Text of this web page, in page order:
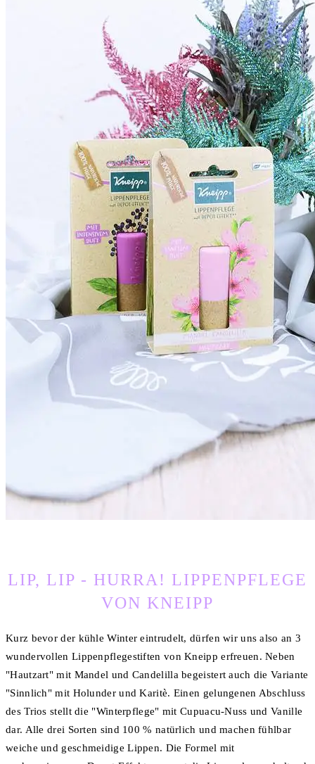
LIP, LIP - HURRA! LIPPENPFLEGE
VON KNEIPP
Kurz bevor der kühle Winter eintrudelt, dürfen wir uns also an 3
wundervollen Lippenpflegestiften von Kneipp erfreuen. Neben
"Hautzart" mit Mandel und Candelilla begeistert auch die Variante
"Sinnlich" mit Holunder und Karitè. Einen gelungenen Abschluss
des Trios stellt die "Winterpflege" mit Cupuacu-Nuss und Vanille
dar. Alle drei Sorten sind 100 % natürlich und machen fühlbar
weiche und geschmeidige Lippen. Die Formel mit